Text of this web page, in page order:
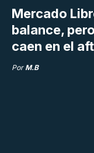
Mercado
balance,
caen en el
Por M.B